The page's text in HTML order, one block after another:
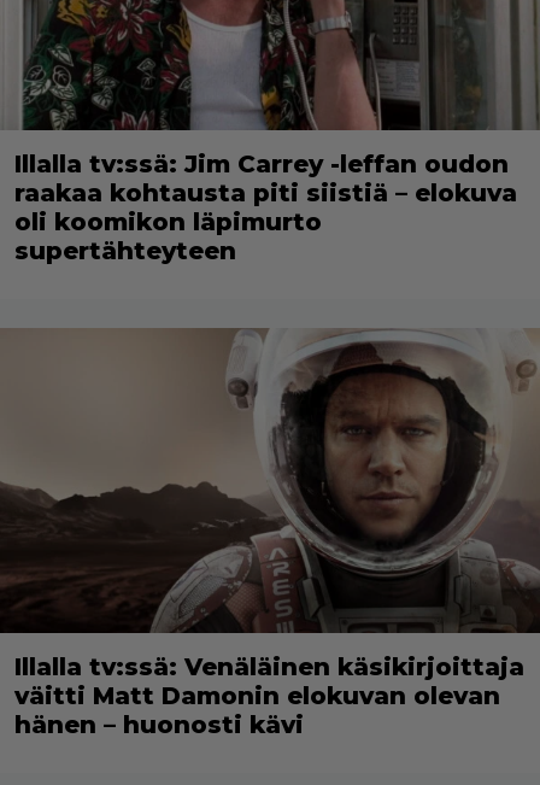
Illalla tv:ssä: Jim Carrey -leffan oudon
raakaa kohtausta piti siistiä – elokuva
oli koomikon läpimurto
supertähteyteen
Illalla tv:ssä: Venäläinen käsikirjoittaja
väitti Matt Damonin elokuvan olevan
hänen – huonosti kävi